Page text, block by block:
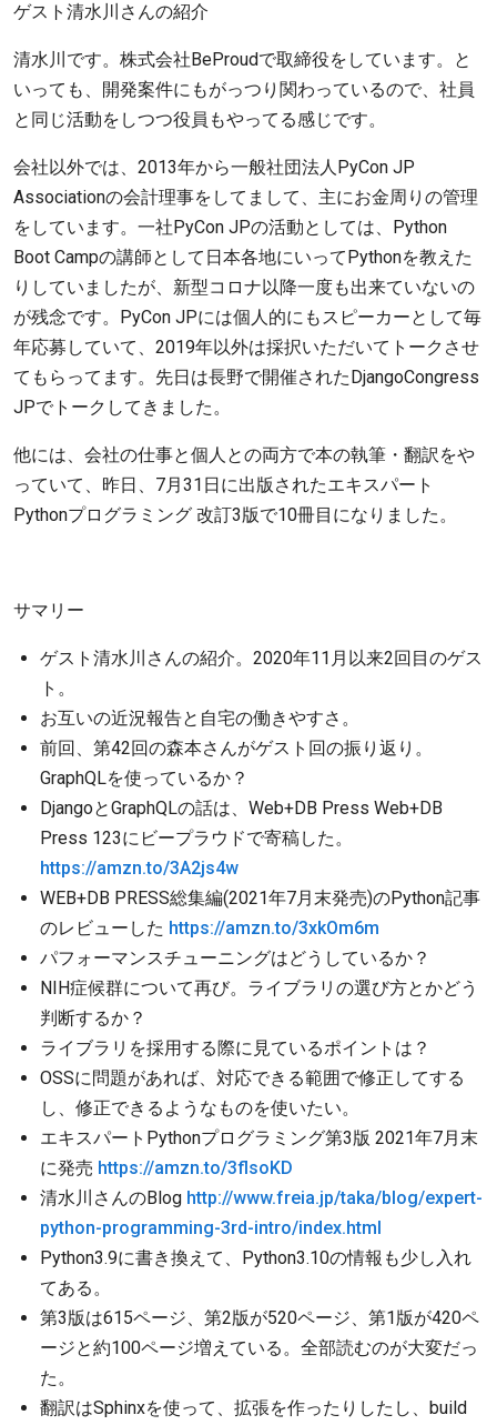
ゲスト清水川さんの紹介
清水川です。株式会社BeProudで取締役をしています。と
いっても、開発案件にもがっつり関わっているので、社員
と同じ活動をしつつ役員もやってる感じです。
会社以外では、2013年から一般社団法人PyCon JP
Associationの会計理事をしてまして、主にお金周りの管理
をしています。一社PyCon JPの活動としては、Python
Boot Campの講師として日本各地にいってPythonを教えた
りしていましたが、新型コロナ以降一度も出来ていないの
が残念です。PyCon JPには個人的にもスピーカーとして毎
年応募していて、2019年以外は採択いただいてトークさせ
てもらってます。先日は長野で開催されたDjangoCongress
JPでトークしてきました。
他には、会社の仕事と個人との両方で本の執筆・翻訳をや
っていて、昨日、7月31日に出版されたエキスパート
Pythonプログラミング 改訂3版で10冊目になりました。
サマリー
ゲスト清水川さんの紹介。2020年11月以来2回目のゲス
ト。
お互いの近況報告と自宅の働きやすさ。
前回、第42回の森本さんがゲスト回の振り返り。
GraphQLを使っているか？
DjangoとGraphQLの話は、Web+DB Press Web+DB
Press 123にビープラウドで寄稿した。
https://amzn.to/3A2js4w
WEB+DB PRESS総集編(2021年7月末発売)のPython記事
のレビューした https://amzn.to/3xkOm6m
パフォーマンスチューニングはどうしているか？
NIH症候群について再び。ライブラリの選び方とかどう
判断するか？
ライブラリを採用する際に見ているポイントは？
OSSに問題があれば、対応できる範囲で修正してする
し、修正できるようなものを使いたい。
エキスパートPythonプログラミング第3版 2021年7月末
に発売 https://amzn.to/3flsoKD
清水川さんのBlog http://www.freia.jp/taka/blog/expert-
python-programming-3rd-intro/index.html
Python3.9に書き換えて、Python3.10の情報も少し入れ
てある。
第3版は615ページ、第2版が520ページ、第1版が420ペ
ージと約100ページ増えている。全部読むのが大変だっ
た。
翻訳はSphinxを使って、拡張を作ったりしたし、build